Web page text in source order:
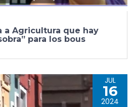
a Agricultura que hay
para los bous
JUL
16
2024